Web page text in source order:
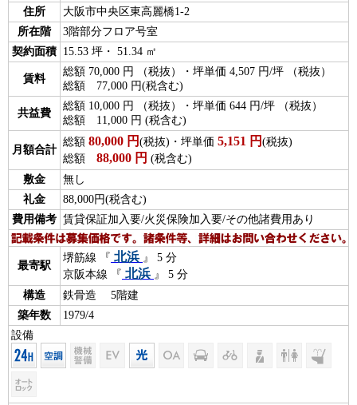
住所
大阪市中央区東高麗橋1-2
所在階
3階部分フロア号室
契約面積 15.53 坪・ 51.34 ㎡
賃料
総額 70,000 円 （税抜）・坪単価 4,507 円/坪 （税抜）
総額 77,000 円(税含む)
共益費
総額 10,000 円 （税抜）・坪単価 644 円/坪 （税抜）
総額 11,000 円 (税含む)
月額合計
総額 80,000 円 (税抜)・坪単価 5,151 円 (税抜)
総額 88,000 円 (税含む)
敷金
無し
礼金
88,000円(税含む)
費用備考 賃貸保証加入要/火災保険加入要/その他諸費用あり
最寄駅
堺筋線 『 北浜 』 5 分
京阪本線 『 北浜 』 5 分
構造
鉄骨造 5階建
築年数
1979/4
設備